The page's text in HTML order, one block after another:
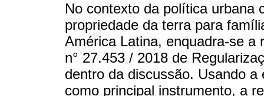
No contexto da política urbana
propriedade da terra para
América Latina, enquadra-se a
n° 27.453 / 2018 de
dentro da discussão. Usando
como principal instrumento, a